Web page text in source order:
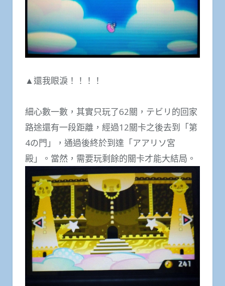
▲還我眼淚！！！！
細心數一數，其實只玩了62關，テビリ的回家
路途還有一段距離，經過12關卡之後去到「第
4の門」，通過後終於到達「アアリソ宮
殿」。當然，需要玩剩餘的關卡才能大結局。